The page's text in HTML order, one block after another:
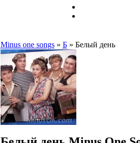
Minus one songs» Б» Белый день